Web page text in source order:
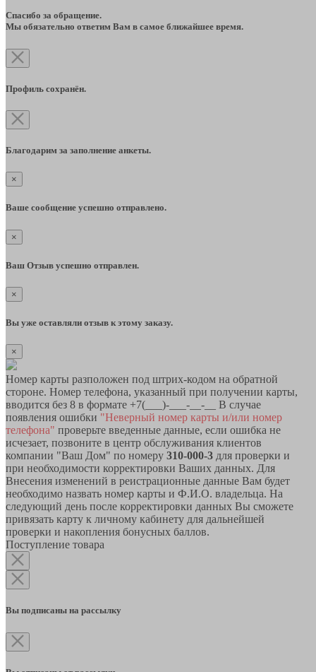
Спасибо за обращение.
Мы обязательно ответим Вам в самое ближайшее время.
Профиль сохранён.
Благодарим за заполнение анкеты.
×
Ваше сообщение успешно отправлено.
×
Ваш Отзыв успешно отправлен.
×
Вы уже оставляли отзыв к этому заказу.
×
Номер карты разположен под штрих-кодом на обратной
стороне. Номер телефона, указанный при получении карты,
вводится без 8 в формате +7(___)-___-__-__ В случае
появления ошибки "Неверный номер карты и/или номер
телефона" проверьте введенные данные, если ошибка не
исчезает, позвоните в центр обслуживания клиентов
компании "Ваш Дом" по номеру 310-000-3 для проверки и
при необходимости корректировки Ваших данных. Для
Внесения изменений в реистрационные данные Вам будет
необходимо назвать номер карты и Ф.И.О. владельца. На
следующий день после корректировки данных Вы сможете
привязать карту к личному кабинету для дальнейшей
проверки и накопления бонусных баллов.
Поступление товара
Вы подписаны на рассылку